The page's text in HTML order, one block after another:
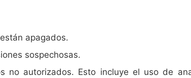
apagados.
sospechosas.
no autorizados. Esto incluye el uso de